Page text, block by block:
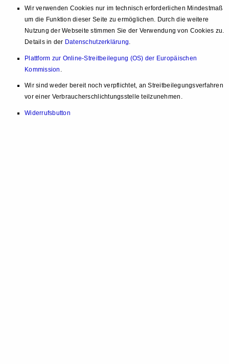
Wir verwenden Cookies nur im technisch erforderlichen Mindestmaß
um die Funktion dieser Seite zu ermöglichen. Durch die weitere
Nutzung der Webseite stimmen Sie der Verwendung von Cookies zu.
Details in der Datenschutzerklärung.
Plattform zur Online-Streitbeilegung (OS) der Europäischen
Kommission
Wir sind weder bereit noch verpflichtet, an Streitbeilegungsverfahren
vor einer Verbraucherschlichtungsstelle teilzunehmen.
Widerrufsbutton